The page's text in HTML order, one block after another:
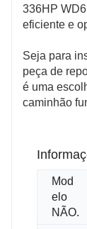
336HP
eficiente e
Seja para
peça de
é uma
caminhão
Mod
elo
NÃO.